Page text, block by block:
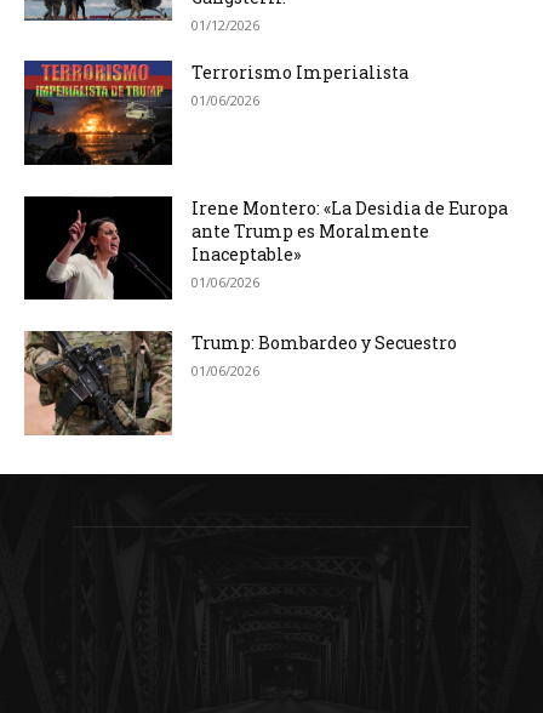
01/12/2026
Terrorismo Imperialista
01/06/2026
Irene Montero: «La Desidia de Europa
ante Trump es Moralmente
Inaceptable»
01/06/2026
Trump: Bombardeo y Secuestro
01/06/2026